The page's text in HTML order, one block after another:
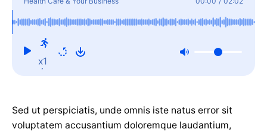
x1
Sed ut perspiciatis, unde omnis iste natus error sit
voluptatem accusantium doloremque laudantium,